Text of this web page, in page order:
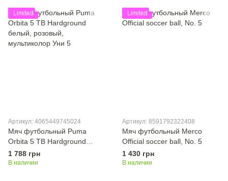
Limited
Артикул: 4065449745024
Мяч футбольный Puma
Orbita 5 TB Hardground
белый, розовый,
мультиколор Уни 5
1 788 грн
В наличии
Limited
Артикул: 8591792322408
Мяч футбольный Merco
Official soccer ball, No. 5
1 430 грн
В наличии